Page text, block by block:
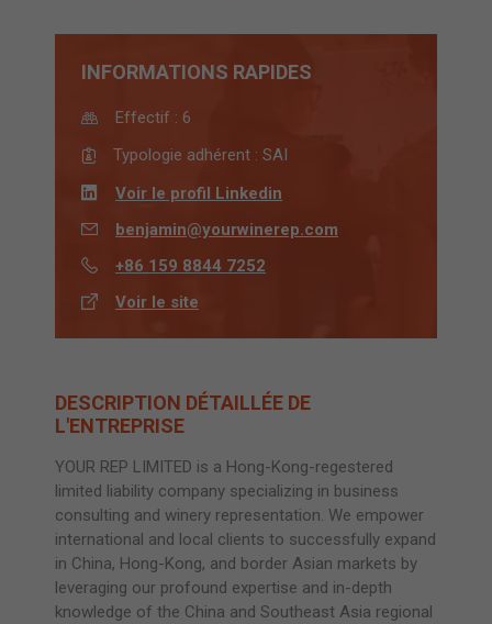
INFORMATIONS RAPIDES
Effectif : 6
Typologie adhérent : SAI
Voir le profil Linkedin
benjamin@yourwinerep.com
+86 159 8844 7252
Voir le site
DESCRIPTION DÉTAILLÉE DE
L'ENTREPRISE
YOUR REP LIMITED is a Hong-Kong-regestered
limited liability company specializing in business
consulting and winery representation. We empower
international and local clients to successfully expand
in China, Hong-Kong, and border Asian markets by
leveraging our profound expertise and in-depth
knowledge of the China and Southeast Asia regional